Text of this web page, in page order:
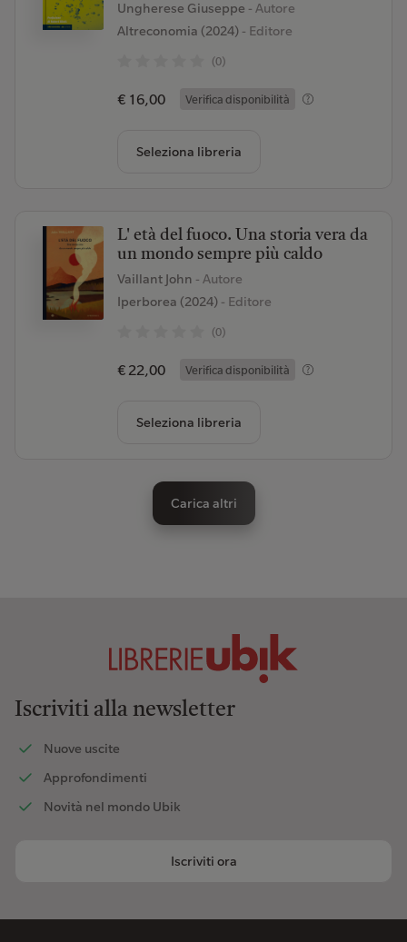
Ungherese Giuseppe - Autore
Altreconomia (2024)- Editore
(0)
€ 16,00 Verifica disponibilità
Seleziona libreria
L' età del fuoco. Una storia vera da
un mondo sempre più caldo
Vaillant John - Autore
Iperborea (2024)- Editore
(0)
€ 22,00 Verifica disponibilità
Seleziona libreria
Carica altri
Iscriviti alla newsletter
Nuove uscite
Approfondimenti
Novità nel mondo Ubik
Iscriviti ora